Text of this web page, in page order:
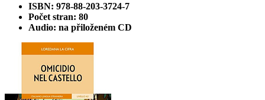
ISBN: 978-88-203-3724-7
Počet stran: 80
Audio: na přiloženém CD